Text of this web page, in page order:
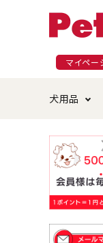
マイペー
犬用品
ドッ
ペッ
おも
ごは
ベッ
食器
プラ
夜の
国産フー
ショ
返品